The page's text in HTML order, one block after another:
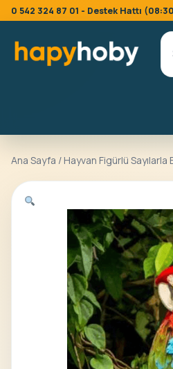
0 542 324 87 01 - Destek Hattı
Ana Sayfa / Hayvan Figürlü Sayılarla